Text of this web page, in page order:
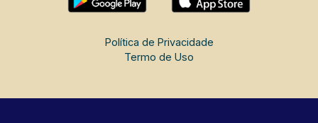
Política de Privacidade
Termo de Uso